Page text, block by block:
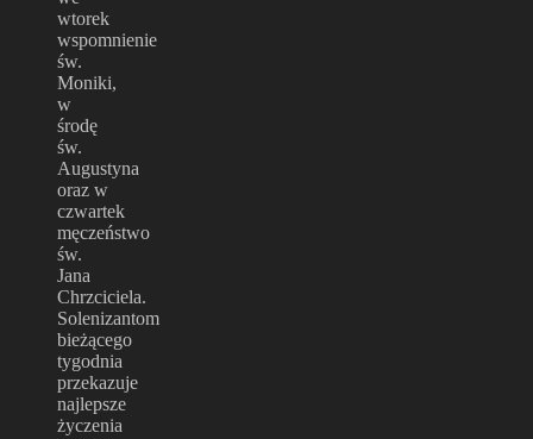
wtorek
wspomnienie
św.
Moniki,
w
środę
św.
Augustyna
oraz w
czwartek
męczeństwo
św.
Jana
Chrzciciela.
Solenizantom
bieżącego
tygodnia
przekazuje
najlepsze
życzenia